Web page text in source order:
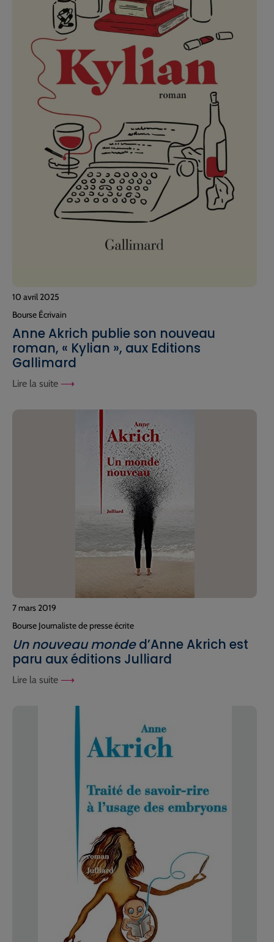
10 avril 2025
Bourse Écrivain
Anne Akrich publie son nouveau
roman, « Kylian », aux Editions
Gallimard
Lire la suite
7 mars 2019
Bourse Journaliste de presse écrite
Un nouveau monded’Anne Akrich est
paru aux éditions Julliard
Lire la suite